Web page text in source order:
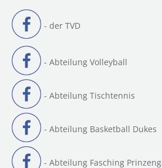
- der TVD
- Abteilung Volleyball
- Abteilung Tischtennis
- Abteilung Basketball Dukes
- Abteilung Fasching